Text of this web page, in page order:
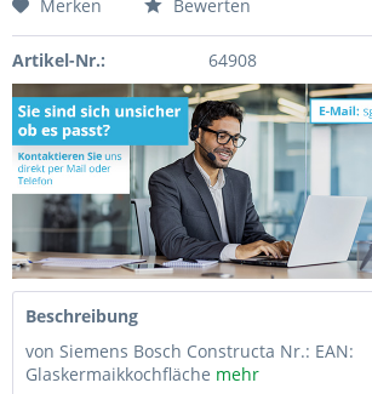
Merken Bewerten
Artikel-Nr.: 64908
Beschreibung
von Siemens Bosch Constructa Nr.: EAN:
Glaskermaikkochfläche mehr